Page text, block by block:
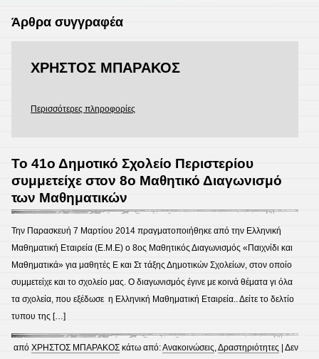
Άρθρα συγγραφέα
ΧΡΗΣΤΟΣ ΜΠΑΡΑΚΟΣ
Περισσότερες πληροφορίες
Το 41ο Δημοτικό Σχολείο Περιστερίου
συμμετείχε στον 8ο Μαθητικό Διαγωνισμό
των Μαθηματικών
Την Παρασκευή 7 Μαρτίου 2014 πραγματοποιήθηκε από την Ελληνική
Μαθηματική Εταιρεία (Ε.Μ.Ε) ο 8ος Μαθητικός Διαγωνισμός «Παιχνίδι και
Μαθηματικά» για μαθητές Ε και Στ τάξης Δημοτικών Σχολείων, στον οποίο
συμμετείχε και το σχολείο μας. Ο διαγωνισμός έγινε με κοινά θέματα γι όλα
τα σχολεία, που εξέδωσε η Ελληνική Μαθηματική Εταιρεία.. Δείτε το δελτίο
τυπου της […]
απόΧΡΗΣΤΟΣ ΜΠΑΡΑΚΟΣ κάτω από:Ανακοινώσεις,Δραστηριότητες |Δεν